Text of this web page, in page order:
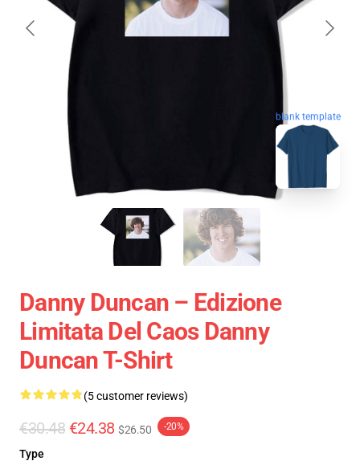
blank template
Danny Duncan – Edizione
Limitata Del Caos Danny
Duncan T-Shirt
(5 customer reviews)
€30.48 €24.38 $26.50 -20%
Type